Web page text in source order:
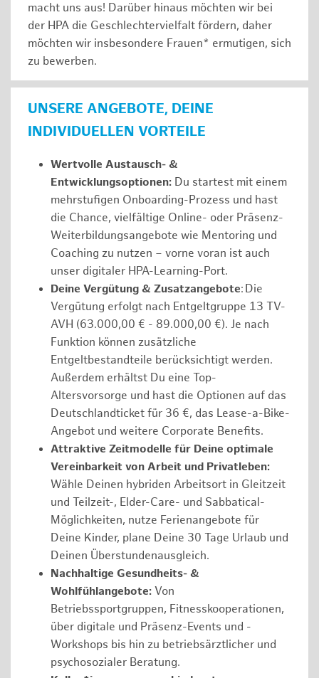
macht uns aus! Darüber hinaus möchten wir bei
der HPA die Geschlechtervielfalt fördern, daher
möchten wir insbesondere Frauen* ermutigen, sich
zu bewerben.
UNSERE ANGEBOTE, DEINE
INDIVIDUELLEN VORTEILE
Wertvolle Austausch- &
Entwicklungsoptionen: Du startest mit einem
mehrstufigen Onboarding-Prozess und hast
die Chance, vielfältige Online- oder Präsenz-
Weiterbildungsangebote wie Mentoring und
Coaching zu nutzen – vorne voran ist auch
unser digitaler HPA-Learning-Port.
Deine Vergütung & Zusatzangebote: Die
Vergütung erfolgt nach Entgeltgruppe 13 TV-
AVH (63.000,00 € - 89.000,00 €). Je nach
Funktion können zusätzliche
Entgeltbestandteile berücksichtigt werden.
Außerdem erhältst Du eine Top-
Altersvorsorge und hast die Optionen auf das
Deutschlandticket für 36 €, das Lease-a-Bike-
Angebot und weitere Corporate Benefits.
Attraktive Zeitmodelle für Deine optimale
Vereinbarkeit von Arbeit und Privatleben:
Wähle Deinen hybriden Arbeitsort in Gleitzeit
und Teilzeit-, Elder-Care- und Sabbatical-
Möglichkeiten, nutze Ferienangebote für
Deine Kinder, plane Deine 30 Tage Urlaub und
Deinen Überstundenausgleich.
Nachhaltige Gesundheits- &
Wohlfühlangebote: Von
Betriebssportgruppen, Fitnesskooperationen,
über digitale und Präsenz-Events und -
Workshops bis hin zu betriebsärztlicher und
psychosozialer Beratung.